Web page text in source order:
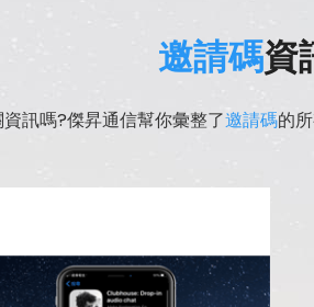
邀請碼資
訊嗎?傑昇通信幫你彙整了邀請碼的